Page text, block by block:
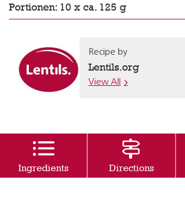
Portionen: 10 x ca. 125 g
Recipe by
Lentils.org
View All
Ingredients Directions